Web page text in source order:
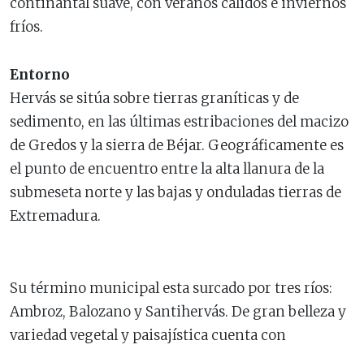
fríos.
Entorno
Hervás se sitúa sobre tierras graníticas y de
sedimento, en las últimas estribaciones del macizo
de Gredos y la sierra de Béjar. Geográficamente es
el punto de encuentro entre la alta llanura de la
submeseta norte y las bajas y onduladas tierras de
Extremadura.
Su término municipal esta surcado por tres ríos:
Ambroz, Balozano y Santihervás. De gran belleza y
variedad vegetal y paisajística cuenta con